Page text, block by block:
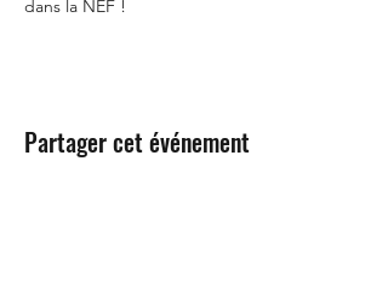
dans la NEF !
Partager cet événement